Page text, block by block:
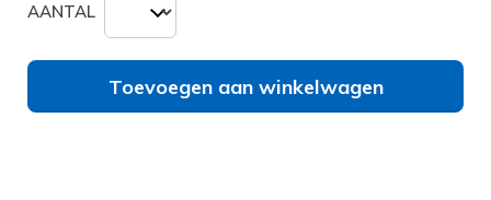
AANTAL
Toevoegen aan winkelwagen